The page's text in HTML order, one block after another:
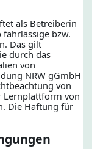
als Betreiberin
bzw.
Das gilt
durch das
von
NRW gGmbH
von
Lernplattform von
Die Haftung für